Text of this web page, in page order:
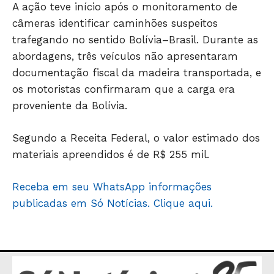
JUNTE-SE NO WHATSAPP
HOME
POLÍCIA
ESPORTES
OPINIÃO
GERAL
A ação teve início após o monitoramento de
câmeras identificar caminhões suspeitos
trafegando no sentido Bolívia–Brasil. Durante as
abordagens, três veículos não apresentaram
documentação fiscal da madeira transportada, e
os motoristas confirmaram que a carga era
proveniente da Bolívia.
Segundo a Receita Federal, o valor estimado dos
materiais apreendidos é de R$ 255 mil.
Receba em seu WhatsApp informações
publicadas em Só Notícias. Clique aqui.